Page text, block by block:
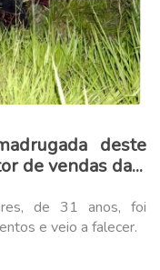
deste
de vendas da...
de 31 anos, foi
e veio a falecer.